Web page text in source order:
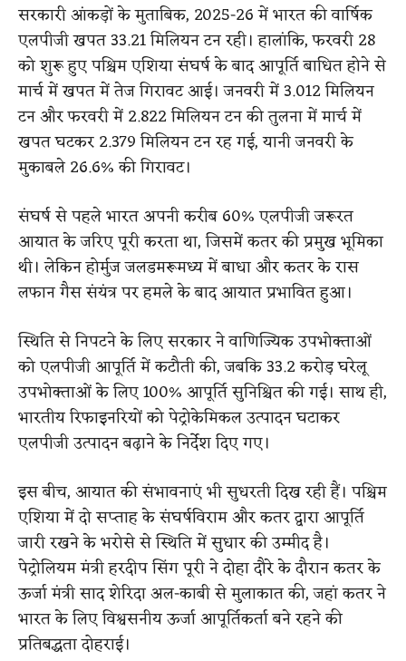
सरकारी आंकड़ों के मुताबिक, 2025-26 में भारत की वार्षिक
एलपीजी खपत 33.21 मिलियन टन रही। हालांकि, फरवरी 28
को शुरू हुए पश्चिम एशिया संघर्ष के बाद आपूर्ति बाधित होने से
मार्च में खपत में तेज गिरावट आई। जनवरी में 3.012 मिलियन
टन और फरवरी में 2.822 मिलियन टन की तुलना में मार्च में
खपत घटकर 2.379 मिलियन टन रह गई, यानी जनवरी के
मुकाबले 26.6% की गिरावट।
संघर्ष से पहले भारत अपनी करीब 60% एलपीजी जरूरत
आयात के जरिए पूरी करता था, जिसमें कतर की प्रमुख भूमिका
थी। लेकिन होर्मुज जलडमरूमध्य में बाधा और कतर के रास
लफान गैस संयंत्र पर हमले के बाद आयात प्रभावित हुआ।
स्थिति से निपटने के लिए सरकार ने वाणिज्यिक उपभोक्ताओं
को एलपीजी आपूर्ति में कटौती की, जबकि 33.2 करोड़ घरेलू
उपभोक्ताओं के लिए 100% आपूर्ति सुनिश्चित की गई। साथ ही,
भारतीय रिफाइनरियों को पेट्रोकेमिकल उत्पादन घटाकर
एलपीजी उत्पादन बढ़ाने के निर्देश दिए गए।
इस बीच, आयात की संभावनाएं भी सुधरती दिख रही हैं। पश्चिम
एशिया में दो सप्ताह के संघर्षविराम और कतर द्वारा आपूर्ति
जारी रखने के भरोसे से स्थिति में सुधार की उम्मीद है।
पेट्रोलियम मंत्री हरदीप सिंग पूरी ने दोहा दौरे के दौरान कतर के
ऊर्जा मंत्री साद शेरिदा अल-काबी से मुलाकात की, जहां कतर ने
भारत के लिए विश्वसनीय ऊर्जा आपूर्तिकर्ता बने रहने की
प्रतिबद्धता दोहराई।